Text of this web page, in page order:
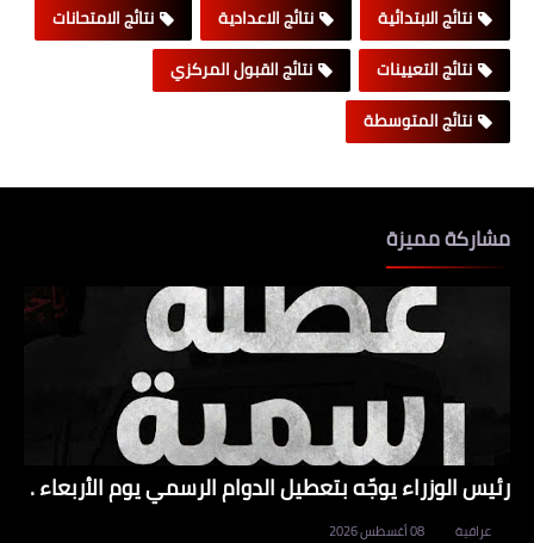
نتائج الابتدائية
نتائج الاعدادية
نتائج الامتحانات
نتائج التعيينات
نتائج القبول المركزي
نتائج المتوسطة
مشاركة مميزة
رئيس الوزراء يوجّه بتعطيل الدوام الرسمي يوم الأربعاء .
عراقية 08 أغسطس 2026